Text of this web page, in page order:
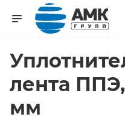
лента
мм